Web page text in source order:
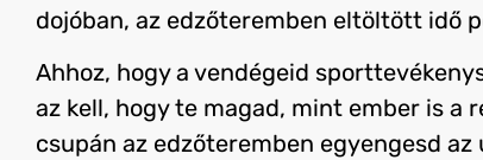
dojóban, az edzőteremben eltöltött idő
Ahhoz, hogy a vendégeid
az kell, hogy te magad, mint ember is a
csupán az edzőteremben egyengesd